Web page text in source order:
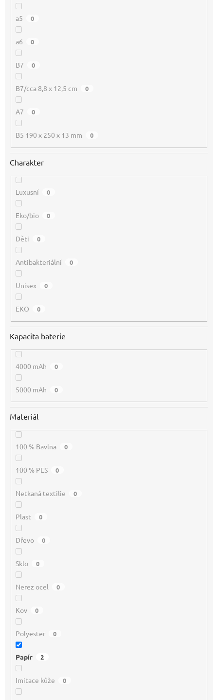
a5 0
a6 0
B7 0
B7/cca 8,8 x 12,5 cm 0
A7 0
B5 190 x 250 x 13 mm 0
Charakter
Luxusní 0
Eko/bio 0
Děti 0
Antibakteriální 0
Unisex 0
EKO 0
Kapacita baterie
4000 mAh 0
5000 mAh 0
Materiál
100 % Bavlna 0
100 % PES 0
Netkaná textilie 0
Plast 0
Dřevo 0
Sklo 0
Nerez ocel 0
Kov 0
Polyester 0
Papír 2
Imitace kůže 0